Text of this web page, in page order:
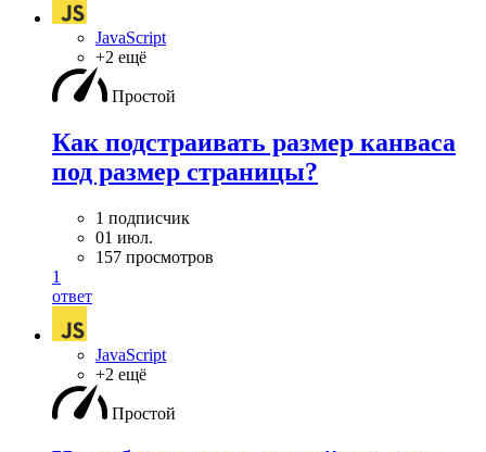
JavaScript
+2 ещё
Простой
Как подстраивать размер канваса
под размер страницы?
1 подписчик
01 июл.
157 просмотров
1
ответ
JavaScript
+2 ещё
Простой